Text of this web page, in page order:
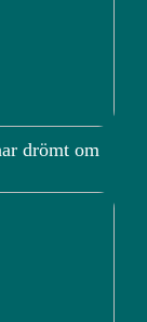
drömt om